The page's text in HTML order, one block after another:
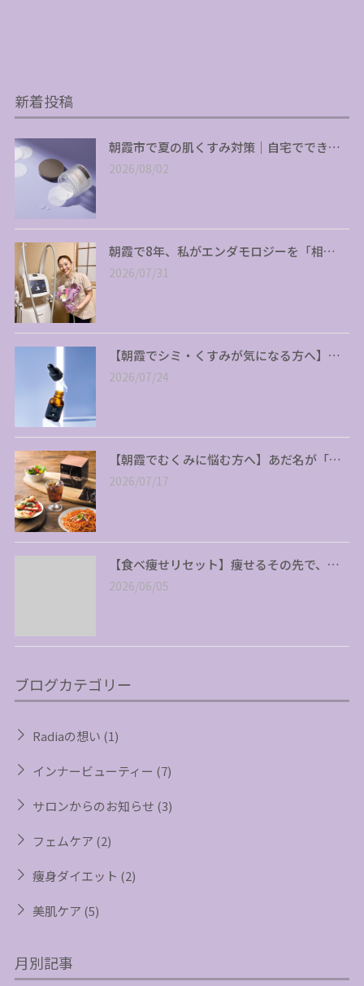
新着投稿
朝霞市で夏の肌くすみ対策｜自宅ででき…
2026/08/02
朝霞で8年、私がエンダモロジーを「相…
2026/07/31
【朝霞でシミ・くすみが気になる方へ】…
2026/07/24
【朝霞でむくみに悩む方へ】あだ名が「…
2026/07/17
【食べ痩せリセット】痩せるその先で、…
2026/06/05
ブログカテゴリー
Radiaの想い (1)
インナービューティー (7)
サロンからのお知らせ (3)
フェムケア (2)
痩身ダイエット (2)
美肌ケア (5)
月別記事